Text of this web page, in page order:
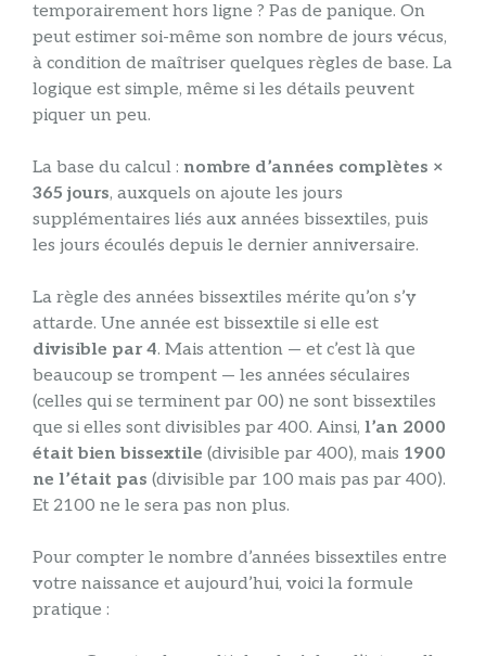
temporairement hors ligne ? Pas de panique. On
peut estimer soi-même son nombre de jours vécus,
à condition de maîtriser quelques règles de base. La
logique est simple, même si les détails peuvent
piquer un peu.
La base du calcul : nombre d’années complètes ×
365 jours, auxquels on ajoute les jours
supplémentaires liés aux années bissextiles, puis
les jours écoulés depuis le dernier anniversaire.
La règle des années bissextiles mérite qu’on s’y
attarde. Une année est bissextile si elle est
divisible par 4. Mais attention — et c’est là que
beaucoup se trompent — les années séculaires
(celles qui se terminent par 00) ne sont bissextiles
que si elles sont divisibles par 400. Ainsi, l’an 2000
était bien bissextile (divisible par 400), mais 1900
ne l’était pas (divisible par 100 mais pas par 400).
Et 2100 ne le sera pas non plus.
Pour compter le nombre d’années bissextiles entre
votre naissance et aujourd’hui, voici la formule
pratique :